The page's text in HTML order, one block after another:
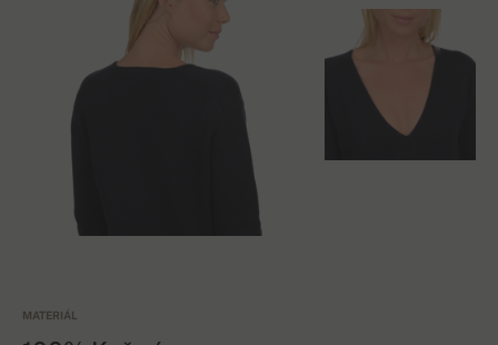
MATERIÁL